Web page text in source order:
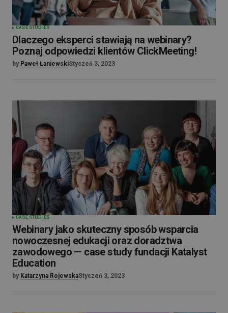
CASE STUDIES
Dlaczego eksperci stawiają na webinary?
Poznaj odpowiedzi klientów ClickMeeting!
by Paweł ŁaniewskiStyczeń 3, 2023
CASE STUDIES
Webinary jako skuteczny sposób wsparcia
nowoczesnej edukacji oraz doradztwa
zawodowego — case study fundacji Katalyst
Education
by Katarzyna RojewskaStyczeń 3, 2023